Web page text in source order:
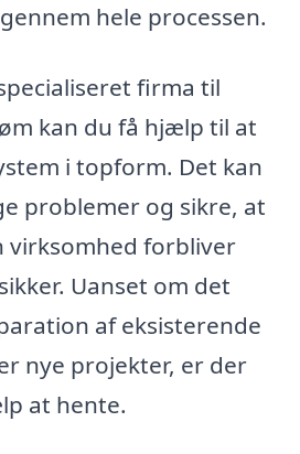
hele processen.
firma til
kan du få hjælp til at
i topform. Det kan
problemer og sikre, at
virksomhed forbliver
Uanset om det
af eksisterende
nye projekter, er der
at hente.